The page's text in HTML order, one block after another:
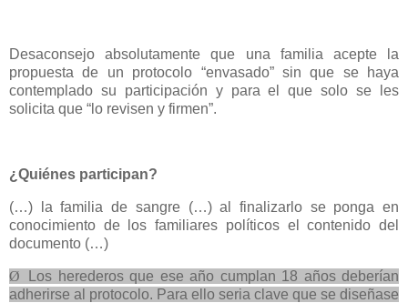
Desaconsejo absolutamente que una familia acepte la
propuesta de un protocolo “envasado” sin que se haya
contemplado su participación y para el que solo se les
solicita que “lo revisen y firmen”.
¿Quiénes participan?
(…) la familia de sangre (…) al finalizarlo se ponga en
conocimiento de los familiares políticos el contenido del
documento (…)
Ø
Los herederos que ese año cumplan 18 años deberían
adherirse al protocolo. Para ello seria clave que se diseñase